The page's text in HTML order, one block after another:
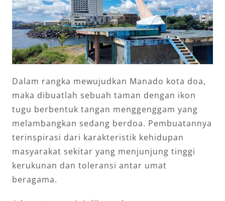
Dalam rangka mewujudkan Manado kota doa,
maka dibuatlah sebuah taman dengan ikon
tugu berbentuk tangan menggenggam yang
melambangkan sedang berdoa. Pembuatannya
terinspirasi dari karakteristik kehidupan
masyarakat sekitar yang menjunjung tinggi
kerukunan dan toleransi antar umat
beragama.